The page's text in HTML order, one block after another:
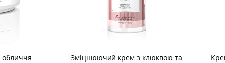
обличчя
Зміцнюючий крем з клюквою та